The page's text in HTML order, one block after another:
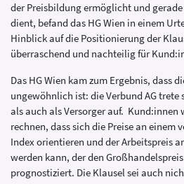
der Preisbildung ermöglicht und
dient, befand das HG Wien in einem
Hinblick auf die Positionierung der
überraschend und nachteilig für
Das HG Wien kam zum Ergebnis, dass
ungewöhnlich ist: die Verbund AG trete
als auch als Versorger auf.
rechnen, dass sich die Preise an einem
Index orientieren und der Arbeitspreis
werden kann, der den
prognostiziert. Die Klausel sei auch